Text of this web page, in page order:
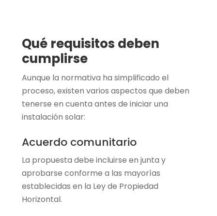
Qué requisitos deben
cumplirse
Aunque la normativa ha simplificado el
proceso, existen varios aspectos que deben
tenerse en cuenta antes de iniciar una
instalación solar:
Acuerdo comunitario
La propuesta debe incluirse en junta y
aprobarse conforme a las mayorías
establecidas en la Ley de Propiedad
Horizontal.